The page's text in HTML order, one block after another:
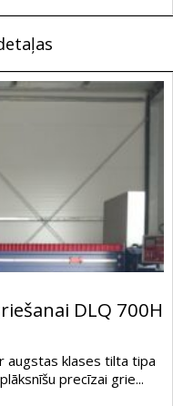
DLQ 700H
augstas klases tilta tipa
precīzai grie...